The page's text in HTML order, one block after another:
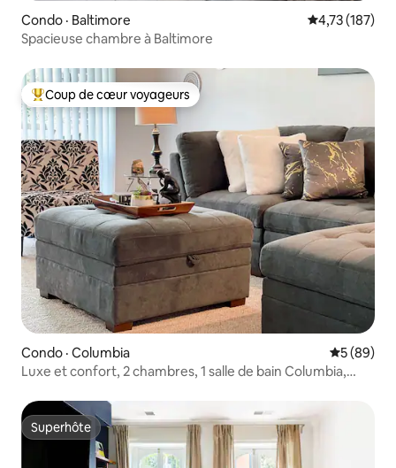
Condo · Baltimore Note
4,73 (187)
Spacieuse chambre à Baltimore
Coup de cœur voyageurs parmi les plus aimés
Coup de cœur voyageurs
Condo · Columbia Note
5 (89)
Luxe et confort, 2 chambres, 1 salle de bain Columbia,
Superhôte
Superhôte